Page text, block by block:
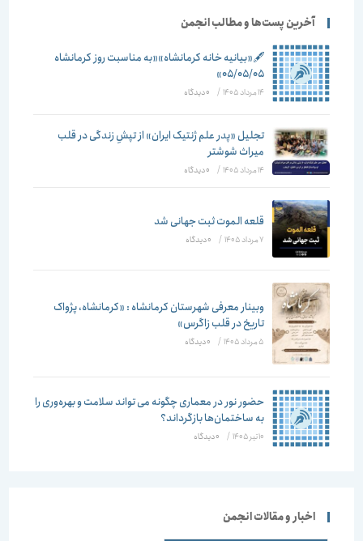
آخرین پست‌ها و مطالب انجمن
🖋️«بیانیه خانه کرمانشاه»«به مناسبت روز کرمانشاه
۰۵/۰۵/۰۵»
14 مرداد 1405 / ۰ دیدگاه
تجلیل «پدر علم ژنتیک ایران» از تپشِ زندگی در قلب
میراث شوشتر
14 مرداد 1405 / ۰ دیدگاه
قلعه الموت ثبت جهانی شد
/ ۰ دیدگاه
وبینار معرفی شهرستان کرمانشاه : «کرمانشاه، پژواک
تاریخ در قلب زاگرس»
5 مرداد 1405 / ۰ دیدگاه
حضور نور در معماری چگونه می تواند سلامت و بهره‌وری را
به ساختمان‌ها بازگرداند؟
10 تیر 1405 / ۰ دیدگاه
اخبار و مقالات انجمن